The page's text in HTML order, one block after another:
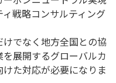
戦略コンサルティング
でなく地方全国との協
展開するグローバルカ
た対応が必要になりま